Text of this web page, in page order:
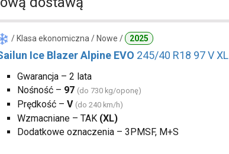
/ Klasa ekonomiczna / Nowe / 2025
Ice Blazer Alpine EVO 245/40 R18 97 V XL
Gwarancja – 2 lata
Nośność – 97 (do 730 kg/oponę)
Prędkość – V (do 240 km/h)
Wzmacniane – TAK (XL)
Dodatkowe oznaczenia – 3PMSF, M+S